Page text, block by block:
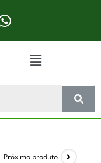
Próximo produto